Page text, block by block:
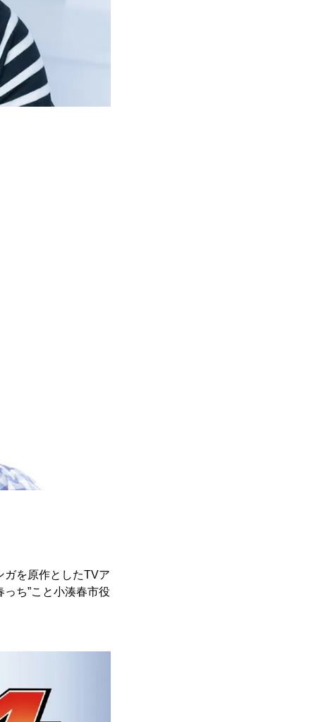
ガを原作としたTVア
ち”こと小湊春市役